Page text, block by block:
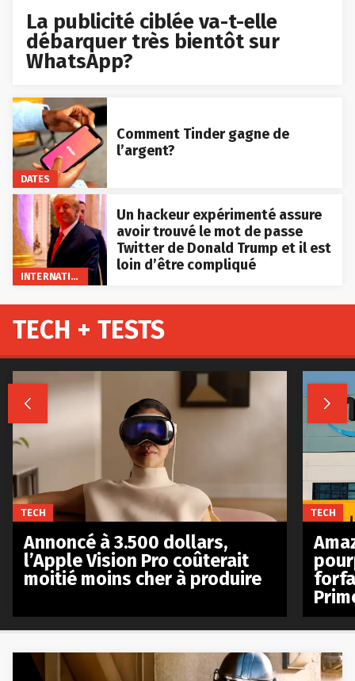
La publicité ciblée va-t-elle
débarquer très bientôt sur
WhatsApp?
DATES
Comment Tinder gagne de
l’argent?
INTERNATIONAL
Un hackeur expérimenté assure
avoir trouvé le mot de passe
Twitter de Donald Trump et il est
loin d’être compliqué
TECH + TESTS
 
TECH
Annoncé à 3.500 dollars,
l’Apple Vision Pro coûterait
moitié moins cher à produire
TECH